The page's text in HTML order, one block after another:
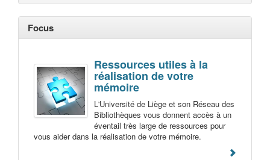
Focus
Ressources utiles à la
réalisation de votre
mémoire
L'Université de Liège et son Réseau des
Bibliothèques vous donnent accès à un
éventail très large de ressources pour
vous aider dans la réalisation de votre mémoire.